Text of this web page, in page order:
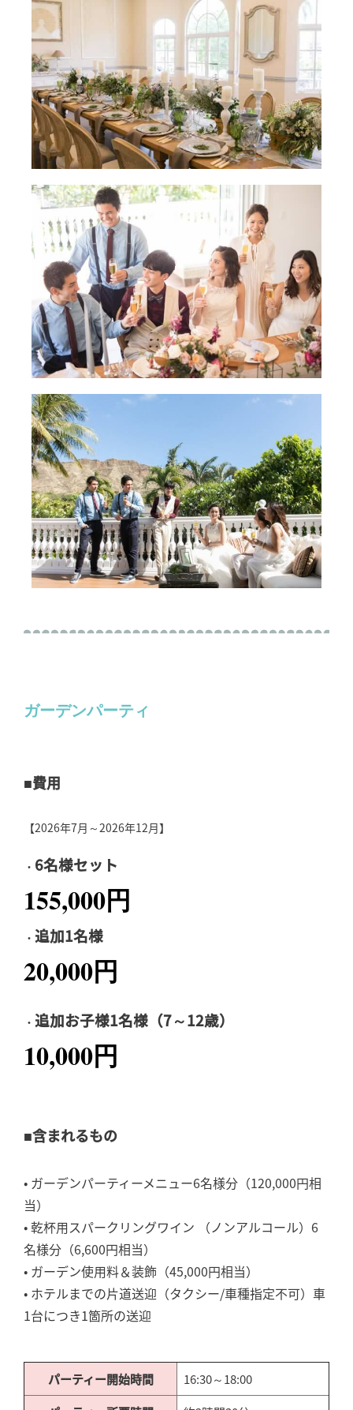
ガーデンパーティ
■費用
【2026年7月～2026年12月】
・ 6名様セット
155,000円
・ 追加1名様
20,000円
・ 追加お子様1名様（7～12歳）
10,000円
■含まれるもの
• ガーデンパーティーメニュー6名様分（120,000円相
当）
• 乾杯用スパークリングワイン （ノンアルコール）6
名様分（6,600円相当）
• ガーデン使用料＆装飾（45,000円相当）
• ホテルまでの片道送迎（タクシー/車種指定不可）車
1台につき1箇所の送迎
パーティー開始時間
16:30～18:00